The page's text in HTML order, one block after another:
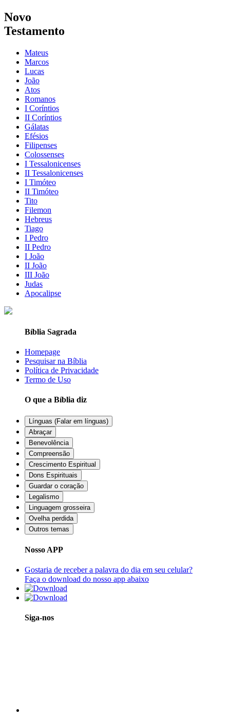
Novo
Testamento
Mateus
Marcos
Lucas
João
Atos
Romanos
I Coríntios
II Coríntios
Gálatas
Efésios
Filipenses
Colossenses
I Tessalonicenses
II Tessalonicenses
I Timóteo
II Timóteo
Tito
Filemon
Hebreus
Tiago
I Pedro
II Pedro
I João
II João
III João
Judas
Apocalipse
Bíblia Sagrada
Homepage
Pesquisar na Bíblia
Política de Privacidade
Termo de Uso
O que a Bíblia diz
Línguas (Falar em línguas)
Abraçar
Benevolência
Compreensão
Crescimento Espiritual
Dons Espirituais
Guardar o coração
Legalismo
Linguagem grosseira
Ovelha perdida
Outros temas
Nosso APP
Gostaria de receber a palavra do dia em seu celular?
Faça o download do nosso app abaixo
Siga-nos